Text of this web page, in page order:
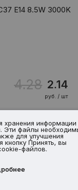
E14 8.5W 3000K
4.28 2.14
руб. / шт
хранения информации
Эти файлы
для улучшения
кнопку Принять, вы
файлов.